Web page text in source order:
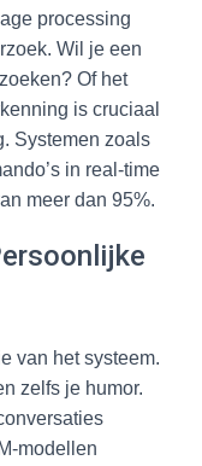
processing
Wil je een
Of het
is cruciaal
Systemen zoals
in real-time
meer dan 95%.
van het systeem.
zelfs je humor.
modellen